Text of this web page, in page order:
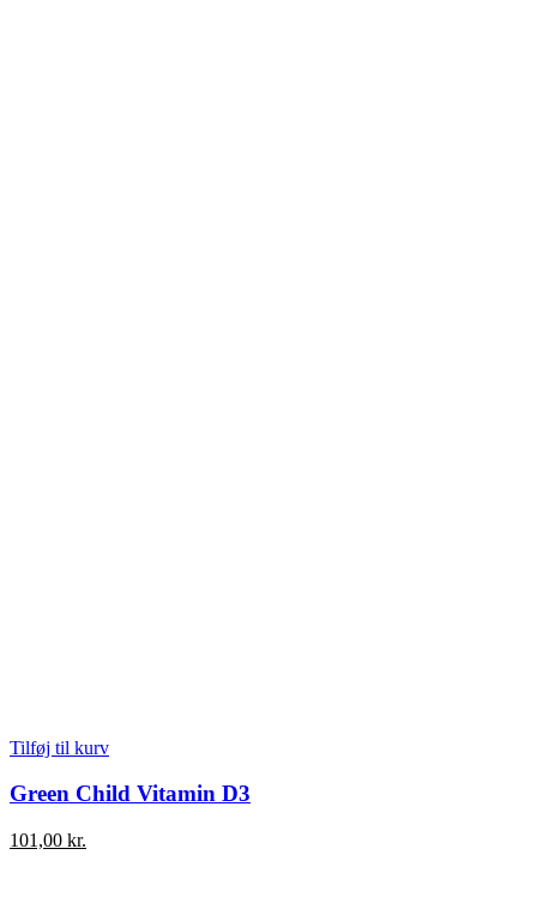
Tilføj til kurv
Green Child Vitamin D3
101,00 kr.